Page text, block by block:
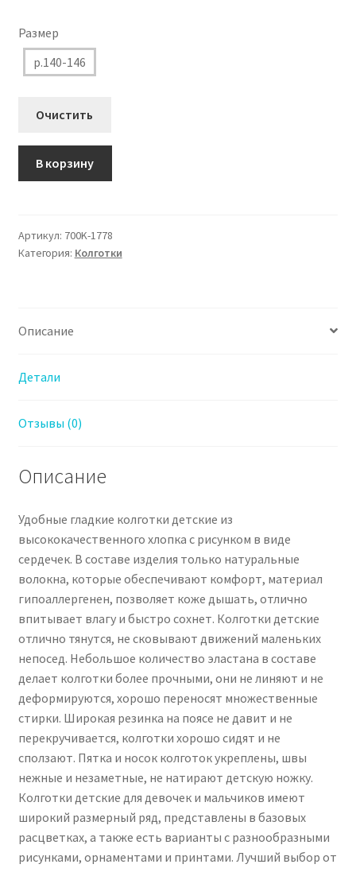
Размер
р.140-146
Очистить
Колготки
Марк
Темно-
В корзину
Артикул: 700K-1778
Категория: Колготки
Описание
Детали
Отзывы (0)
Описание
Удобные гладкие колготки детские из
высококачественного хлопка с рисунком в виде
сердечек. В составе изделия только натуральные
волокна, которые обеспечивают комфорт, материал
гипоаллергенен, позволяет коже дышать, отлично
впитывает влагу и быстро сохнет. Колготки детские
отлично тянутся, не сковывают движений маленьких
непосед. Небольшое количество эластана в составе
делает колготки более прочными, они не линяют и не
деформируются, хорошо переносят множественные
стирки. Широкая резинка на поясе не давит и не
перекручивается, колготки хорошо сидят и не
сползают. Пятка и носок колготок укреплены, швы
нежные и незаметные, не натирают детскую ножку.
Колготки детские для девочек и мальчиков имеют
широкий размерный ряд, представлены в базовых
расцветках, а также есть варианты с разнообразными
рисунками, орнаментами и принтами. Лучший выбор от